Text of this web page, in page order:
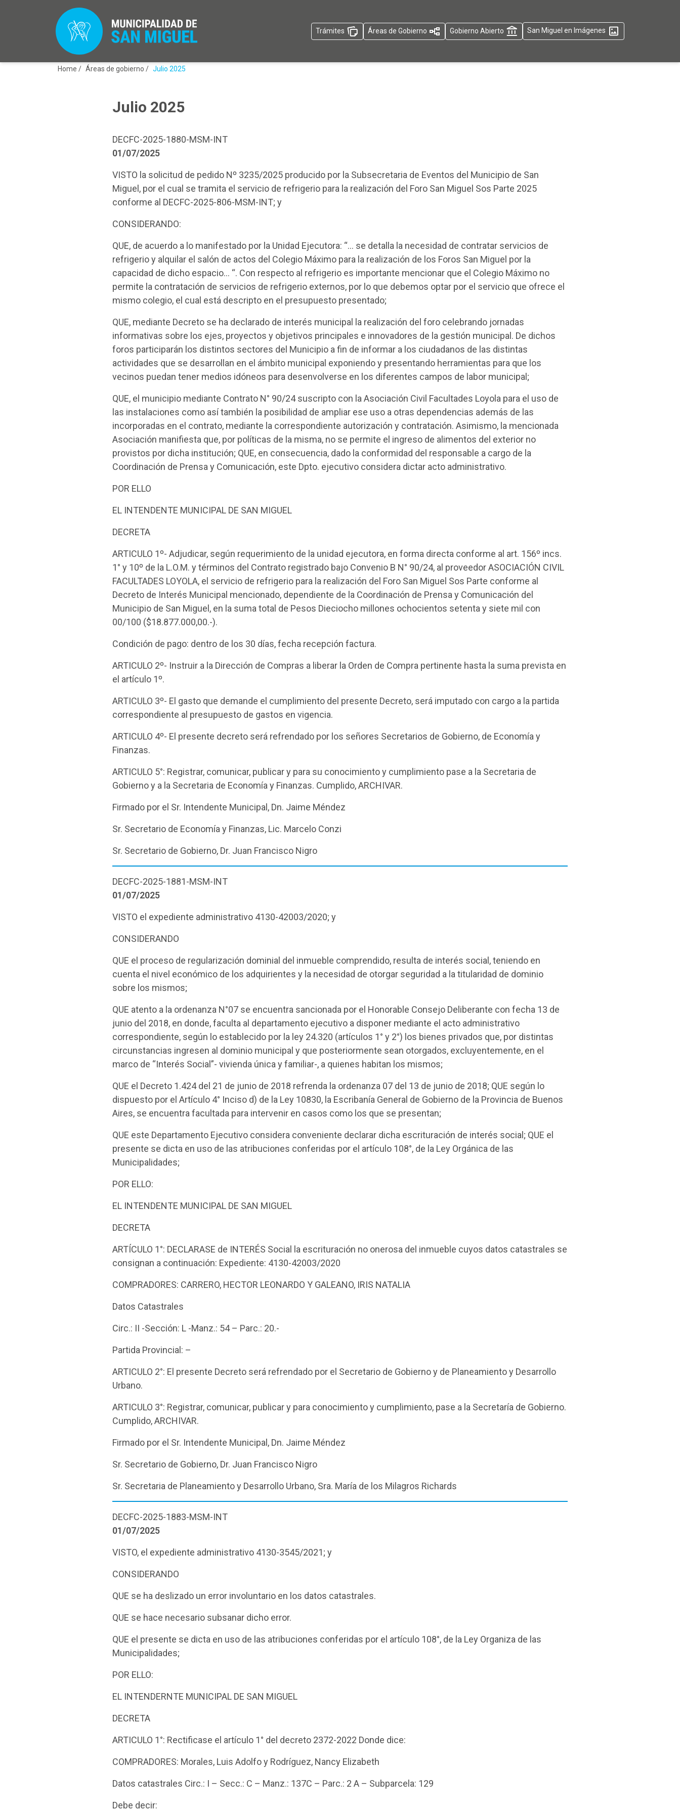
Trámites Áreas de Gobierno Gobierno Abierto San Miguel en Imágenes
Home / Áreas de gobierno / Julio 2025
Julio 2025
DECFC-2025-1880-MSM-INT
01/07/2025
VISTO la solicitud de pedido Nº 3235/2025 producido por la Subsecretaria de Eventos del Municipio de San
Miguel, por el cual se tramita el servicio de refrigerio para la realización del Foro San Miguel Sos Parte 2025
conforme al DECFC-2025-806-MSM-INT; y
CONSIDERANDO:
QUE, de acuerdo a lo manifestado por la Unidad Ejecutora: “… se detalla la necesidad de contratar servicios de
refrigerio y alquilar el salón de actos del Colegio Máximo para la realización de los Foros San Miguel por la
capacidad de dicho espacio… “. Con respecto al refrigerio es importante mencionar que el Colegio Máximo no
permite la contratación de servicios de refrigerio externos, por lo que debemos optar por el servicio que ofrece el
mismo colegio, el cual está descripto en el presupuesto presentado;
QUE, mediante Decreto se ha declarado de interés municipal la realización del foro celebrando jornadas
informativas sobre los ejes, proyectos y objetivos principales e innovadores de la gestión municipal. De dichos
foros participarán los distintos sectores del Municipio a fin de informar a los ciudadanos de las distintas
actividades que se desarrollan en el ámbito municipal exponiendo y presentando herramientas para que los
vecinos puedan tener medios idóneos para desenvolverse en los diferentes campos de labor municipal;
QUE, el municipio mediante Contrato N° 90/24 suscripto con la Asociación Civil Facultades Loyola para el uso de
las instalaciones como así también la posibilidad de ampliar ese uso a otras dependencias además de las
incorporadas en el contrato, mediante la correspondiente autorización y contratación. Asimismo, la mencionada
Asociación manifiesta que, por políticas de la misma, no se permite el ingreso de alimentos del exterior no
provistos por dicha institución; QUE, en consecuencia, dado la conformidad del responsable a cargo de la
Coordinación de Prensa y Comunicación, este Dpto. ejecutivo considera dictar acto administrativo.
POR ELLO
EL INTENDENTE MUNICIPAL DE SAN MIGUEL
DECRETA
ARTICULO 1º- Adjudicar, según requerimiento de la unidad ejecutora, en forma directa conforme al art. 156º incs.
1° y 10º de la L.O.M. y términos del Contrato registrado bajo Convenio B N° 90/24, al proveedor ASOCIACIÓN CIVIL
FACULTADES LOYOLA, el servicio de refrigerio para la realización del Foro San Miguel Sos Parte conforme al
Decreto de Interés Municipal mencionado, dependiente de la Coordinación de Prensa y Comunicación del
Municipio de San Miguel, en la suma total de Pesos Dieciocho millones ochocientos setenta y siete mil con
00/100 ($18.877.000,00.-).
Condición de pago: dentro de los 30 días, fecha recepción factura.
ARTICULO 2º- Instruir a la Dirección de Compras a liberar la Orden de Compra pertinente hasta la suma prevista en
el artículo 1º.
ARTICULO 3º- El gasto que demande el cumplimiento del presente Decreto, será imputado con cargo a la partida
correspondiente al presupuesto de gastos en vigencia.
ARTICULO 4º- El presente decreto será refrendado por los señores Secretarios de Gobierno, de Economía y
Finanzas.
ARTICULO 5°: Registrar, comunicar, publicar y para su conocimiento y cumplimiento pase a la Secretaria de
Gobierno y a la Secretaria de Economía y Finanzas. Cumplido, ARCHIVAR.
Firmado por el Sr. Intendente Municipal, Dn. Jaime Méndez
Sr. Secretario de Economía y Finanzas, Lic. Marcelo Conzi
Sr. Secretario de Gobierno, Dr. Juan Francisco Nigro
DECFC-2025-1881-MSM-INT
01/07/2025
VISTO el expediente administrativo 4130-42003/2020; y
CONSIDERANDO
QUE el proceso de regularización dominial del inmueble comprendido, resulta de interés social, teniendo en
cuenta el nivel económico de los adquirientes y la necesidad de otorgar seguridad a la titularidad de dominio
sobre los mismos;
QUE atento a la ordenanza N°07 se encuentra sancionada por el Honorable Consejo Deliberante con fecha 13 de
junio del 2018, en donde, faculta al departamento ejecutivo a disponer mediante el acto administrativo
correspondiente, según lo establecido por la ley 24.320 (artículos 1° y 2°) los bienes privados que, por distintas
circunstancias ingresen al dominio municipal y que posteriormente sean otorgados, excluyentemente, en el
marco de “Interés Social”- vivienda única y familiar-, a quienes habitan los mismos;
QUE el Decreto 1.424 del 21 de junio de 2018 refrenda la ordenanza 07 del 13 de junio de 2018; QUE según lo
dispuesto por el Artículo 4° Inciso d) de la Ley 10830, la Escribanía General de Gobierno de la Provincia de Buenos
Aires, se encuentra facultada para intervenir en casos como los que se presentan;
QUE este Departamento Ejecutivo considera conveniente declarar dicha escrituración de interés social; QUE el
presente se dicta en uso de las atribuciones conferidas por el artículo 108°, de la Ley Orgánica de las
Municipalidades;
POR ELLO:
EL INTENDENTE MUNICIPAL DE SAN MIGUEL
DECRETA
ARTÍCULO 1°: DECLARASE de INTERÉS Social la escrituración no onerosa del inmueble cuyos datos catastrales se
consignan a continuación: Expediente: 4130-42003/2020
COMPRADORES: CARRERO, HECTOR LEONARDO Y GALEANO, IRIS NATALIA
Datos Catastrales
Circ.: II -Sección: L -Manz.: 54 – Parc.: 20.-
Partida Provincial: –
ARTICULO 2°: El presente Decreto será refrendado por el Secretario de Gobierno y de Planeamiento y Desarrollo
Urbano.
ARTICULO 3°: Registrar, comunicar, publicar y para conocimiento y cumplimiento, pase a la Secretaría de Gobierno.
Cumplido, ARCHIVAR.
Firmado por el Sr. Intendente Municipal, Dn. Jaime Méndez
Sr. Secretario de Gobierno, Dr. Juan Francisco Nigro
Sr. Secretaria de Planeamiento y Desarrollo Urbano, Sra. María de los Milagros Richards
DECFC-2025-1883-MSM-INT
01/07/2025
VISTO, el expediente administrativo 4130-3545/2021; y
CONSIDERANDO
QUE se ha deslizado un error involuntario en los datos catastrales.
QUE se hace necesario subsanar dicho error.
QUE el presente se dicta en uso de las atribuciones conferidas por el artículo 108°, de la Ley Organiza de las
Municipalidades;
POR ELLO:
EL INTENDERNTE MUNICIPAL DE SAN MIGUEL
DECRETA
ARTICULO 1°: Rectificase el artículo 1° del decreto 2372-2022 Donde dice:
COMPRADORES: Morales, Luis Adolfo y Rodríguez, Nancy Elizabeth
Datos catastrales Circ.: I – Secc.: C – Manz.: 137C – Parc.: 2 A – Subparcela: 129
Debe decir: